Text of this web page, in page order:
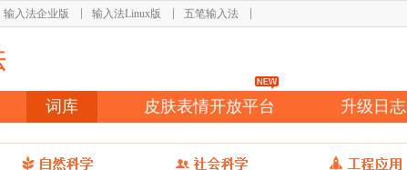
输入法企业版 输入法Linux版 五笔输入法
词库 皮肤表情开放平台 升级日志